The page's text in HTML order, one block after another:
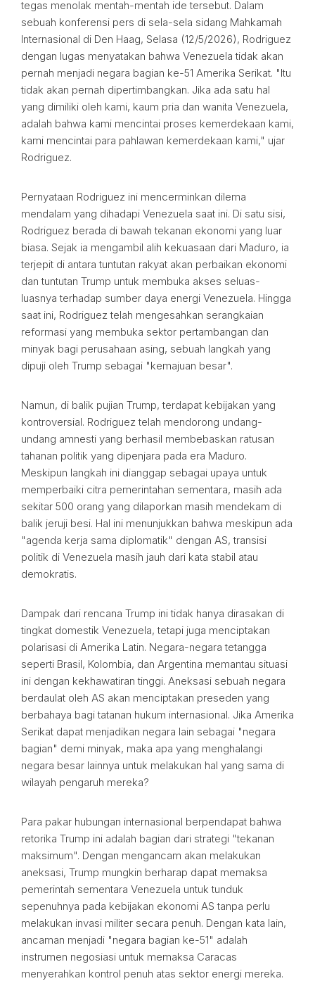
tegas menolak mentah-mentah ide tersebut. Dalam
sebuah konferensi pers di sela-sela sidang Mahkamah
Internasional di Den Haag, Selasa (12/5/2026), Rodriguez
dengan lugas menyatakan bahwa Venezuela tidak akan
pernah menjadi negara bagian ke-51 Amerika Serikat. "Itu
tidak akan pernah dipertimbangkan. Jika ada satu hal
yang dimiliki oleh kami, kaum pria dan wanita Venezuela,
adalah bahwa kami mencintai proses kemerdekaan kami,
kami mencintai para pahlawan kemerdekaan kami," ujar
Rodriguez.
Pernyataan Rodriguez ini mencerminkan dilema
mendalam yang dihadapi Venezuela saat ini. Di satu sisi,
Rodriguez berada di bawah tekanan ekonomi yang luar
biasa. Sejak ia mengambil alih kekuasaan dari Maduro, ia
terjepit di antara tuntutan rakyat akan perbaikan ekonomi
dan tuntutan Trump untuk membuka akses seluas-
luasnya terhadap sumber daya energi Venezuela. Hingga
saat ini, Rodriguez telah mengesahkan serangkaian
reformasi yang membuka sektor pertambangan dan
minyak bagi perusahaan asing, sebuah langkah yang
dipuji oleh Trump sebagai "kemajuan besar".
Namun, di balik pujian Trump, terdapat kebijakan yang
kontroversial. Rodriguez telah mendorong undang-
undang amnesti yang berhasil membebaskan ratusan
tahanan politik yang dipenjara pada era Maduro.
Meskipun langkah ini dianggap sebagai upaya untuk
memperbaiki citra pemerintahan sementara, masih ada
sekitar 500 orang yang dilaporkan masih mendekam di
balik jeruji besi. Hal ini menunjukkan bahwa meskipun ada
"agenda kerja sama diplomatik" dengan AS, transisi
politik di Venezuela masih jauh dari kata stabil atau
demokratis.
Dampak dari rencana Trump ini tidak hanya dirasakan di
tingkat domestik Venezuela, tetapi juga menciptakan
polarisasi di Amerika Latin. Negara-negara tetangga
seperti Brasil, Kolombia, dan Argentina memantau situasi
ini dengan kekhawatiran tinggi. Aneksasi sebuah negara
berdaulat oleh AS akan menciptakan preseden yang
berbahaya bagi tatanan hukum internasional. Jika Amerika
Serikat dapat menjadikan negara lain sebagai "negara
bagian" demi minyak, maka apa yang menghalangi
negara besar lainnya untuk melakukan hal yang sama di
wilayah pengaruh mereka?
Para pakar hubungan internasional berpendapat bahwa
retorika Trump ini adalah bagian dari strategi "tekanan
maksimum". Dengan mengancam akan melakukan
aneksasi, Trump mungkin berharap dapat memaksa
pemerintah sementara Venezuela untuk tunduk
sepenuhnya pada kebijakan ekonomi AS tanpa perlu
melakukan invasi militer secara penuh. Dengan kata lain,
ancaman menjadi "negara bagian ke-51" adalah
instrumen negosiasi untuk memaksa Caracas
menyerahkan kontrol penuh atas sektor energi mereka.